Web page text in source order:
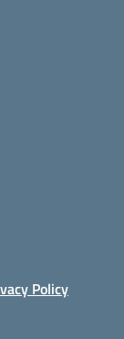
Policy